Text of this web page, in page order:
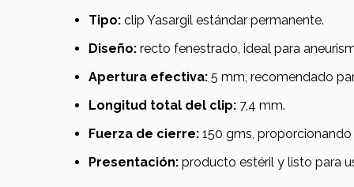
Tipo: clip Yasargil estándar permanente.
Diseño: recto fenestrado, ideal para
Apertura efectiva: 5 mm, recomendado
Longitud total del clip: 7,4 mm.
Fuerza de cierre: 150 gms,
Presentación: producto estéril y listo para